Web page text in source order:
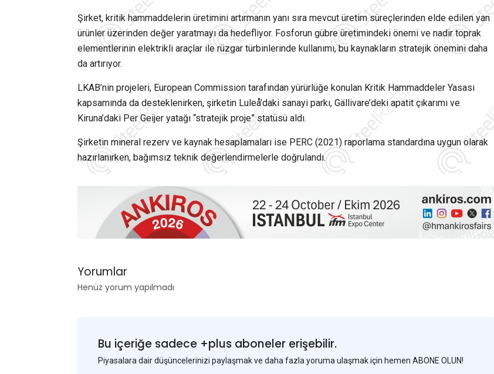
Şirket, kritik hammaddelerin üretimini artırmanın yanı sıra mevcut üretim süreçlerinden elde edilen yan
ürünler üzerinden değer yaratmayı da hedefliyor. Fosforun gübre üretimindeki önemi ve nadir toprak
elementlerinin elektrikli araçlar ile rüzgar türbinlerinde kullanımı, bu kaynakların stratejik önemini daha
da artırıyor.
LKAB’nin projeleri, European Commission tarafından yürürlüğe konulan Kritik Hammaddeler Yasası
kapsamında da desteklenirken, şirketin Luleå’daki sanayi parkı, Gällivare’deki apatit çıkarımı ve
Kiruna’daki Per Geijer yatağı “stratejik proje” statüsü aldı.
Şirketin mineral rezerv ve kaynak hesaplamaları ise PERC (2021) raporlama standardına uygun olarak
hazırlanırken, bağımsız teknik değerlendirmelerle doğrulandı.
Yorumlar
Henüz yorum yapılmadı
Bu içeriğe sadece +plus aboneler erişebilir.
Piyasalara dair düşüncelerinizi paylaşmak ve daha fazla yoruma ulaşmak için hemen ABONE OLUN!